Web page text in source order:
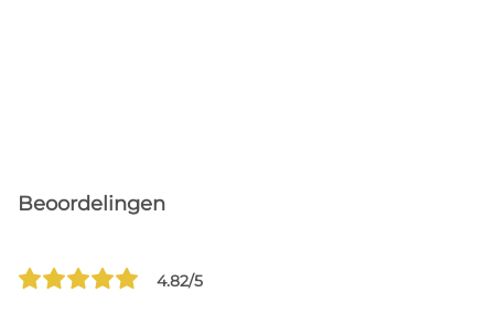
Beoordelingen
4.82/5